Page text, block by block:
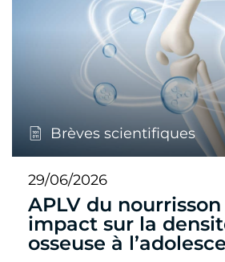
Brèves scientifiques
29/06/2026
APLV du nourrisson
impact sur la
osseuse à